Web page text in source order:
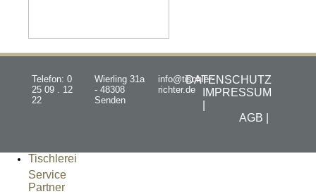
Telefon: 0
25 09 . 12
22
Wierling 31a
- 48308
Senden
info@tischler-
richter.de
DATENSCHUTZ
IMPRESSUM
AGB |
Tischlerei
Service
Partner